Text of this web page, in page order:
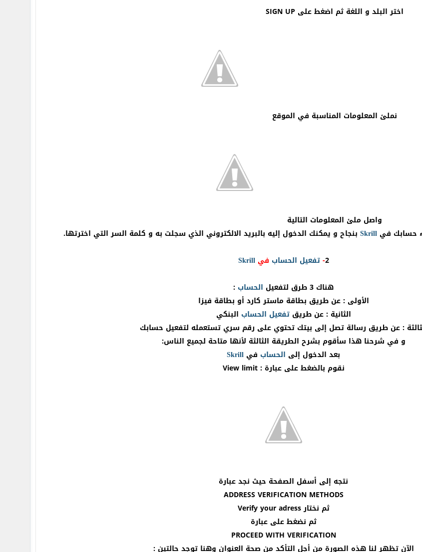
اختر البلد و اللغة ثم اضغط على SIGN UP
نملئ المعلومات المناسبة في الموقع
واصل ملئ المعلومات التالية
حسابك في Skrill بنجاح و يمكنك الدخول إليه بالبريد الالكتروني الذي سجلت به و كلمة السر التي اخترتها.
2
-تفعيل الحساب فيSkrill
هناك 3 طرق لتفعيل
الحساب :
الأولى : عن طريق بطاقة ماستر كارد أو بطاقة فيزا
الثانية : عن طريقتفعيل الحساب البنكي
: عن طريق رسالة تصل إلى بيتك تحتوي على رقم سري تستعمله لتفعيل حسابك
و في شرحنا هذا سأقوم بشرح الطريقة الثالثة لأنها متاحة لجميع الناس:
بعد الدخول إلى الحساب في Skrill
نقوم بالضغط على عبارة : View limit
نتجه إلى أسفل الصفحة حيث نجد عبارة
ADDRESS VERIFICATION METHODS
ثم نختار Verify your adress
ثم نضغط على عبارة
PROCEED WITH VERIFICATION
الآن تظهر لنا هذه الصورة من أجل التأكد من صحة العنوان وهنا توجد حالتين :